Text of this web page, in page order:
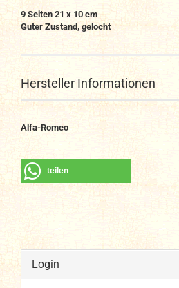
9 Seiten 21 x 10 cm
Guter Zustand, gelocht
Hersteller Informationen
Alfa-Romeo
teilen
Login